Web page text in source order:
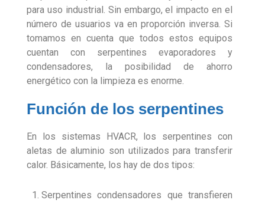
para uso industrial. Sin embargo, el impacto en el
número de usuarios va en proporción inversa. Si
tomamos en cuenta que todos estos equipos
cuentan con serpentines evaporadores y
condensadores, la posibilidad de ahorro
energético con la limpieza es enorme.
Función de los serpentines
En los sistemas HVACR, los serpentines con
aletas de aluminio son utilizados para transferir
calor. Básicamente, los hay de dos tipos:
Serpentines condensadores que transfieren